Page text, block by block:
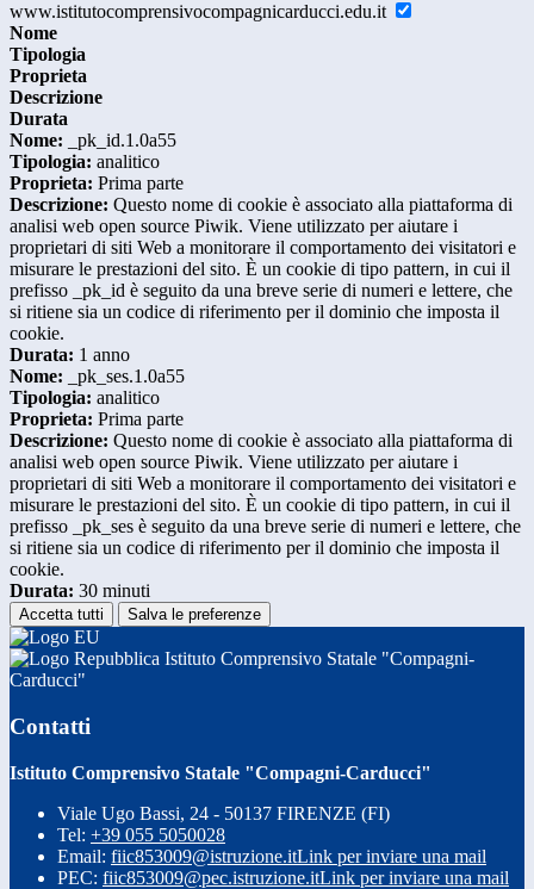
www.istitutocomprensivocompagnicarducci.edu.it
Nome
Tipologia
Proprieta
Descrizione
Durata
Nome: _pk_id.1.0a55
Tipologia: analitico
Proprieta: Prima parte
Descrizione: Questo nome di cookie è associato alla piattaforma di
analisi web open source Piwik. Viene utilizzato per aiutare i
proprietari di siti Web a monitorare il comportamento dei visitatori e
misurare le prestazioni del sito. È un cookie di tipo pattern, in cui il
prefisso _pk_id è seguito da una breve serie di numeri e lettere, che
si ritiene sia un codice di riferimento per il dominio che imposta il
cookie.
Durata: 1 anno
Nome: _pk_ses.1.0a55
Tipologia: analitico
Proprieta: Prima parte
Descrizione: Questo nome di cookie è associato alla piattaforma di
analisi web open source Piwik. Viene utilizzato per aiutare i
proprietari di siti Web a monitorare il comportamento dei visitatori e
misurare le prestazioni del sito. È un cookie di tipo pattern, in cui il
prefisso _pk_ses è seguito da una breve serie di numeri e lettere, che
si ritiene sia un codice di riferimento per il dominio che imposta il
cookie.
Durata: 30 minuti
Accetta tutti Salva le preferenze
Istituto Comprensivo Statale "Compagni-
Carducci"
Contatti
Istituto Comprensivo Statale "Compagni-Carducci"
Viale Ugo Bassi, 24 - 50137 FIRENZE (FI)
Tel: +39 055 5050028
Email: fiic853009@istruzione.itLink per inviare una mail
PEC: fiic853009@pec.istruzione.itLink per inviare una mail